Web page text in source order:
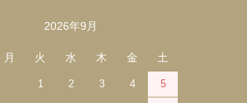
2026年9月
月 火 水 木 金 土
1 2 3 4 5